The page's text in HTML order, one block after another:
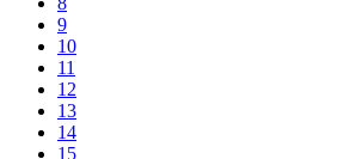
9
10
11
12
13
14
15